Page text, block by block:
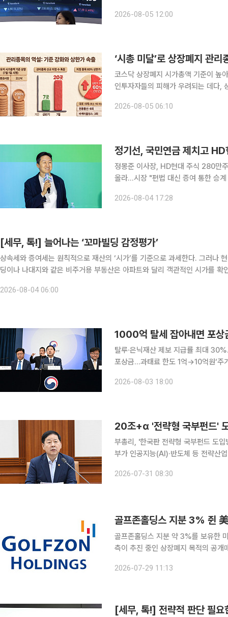
년 5월 확정신고 때 통산해야 하기 때
2026-08-05 12:00
코스닥 상장폐지 시가총액 기준이 높
인투자자들의 피해가 우려되는 데다,
시가총액 기준이 유가증권시장 300
2026-08-05 06:10
정기선, 국민연금 제치고
정몽준 이사장, HD현대 주식 280만
올라…시장 "편법 대신 증여 통한 승계 작업" 정기선 HD현대 회장이 부친인 정몽준
증여를 통한 지분 이전으로 승계 작업
2026-08-04 17:28
[세무, 톡!] 늘어나는 ‘꼬마빌딩 감정평가’
상속세와 증여세는 원칙적으로 재산의 ‘시가’를 기준으로 과세한다. 그러나
딩이나 나대지와 같은 비주거용 부동산은 아파트와 달리 객관적인 시가를
2026-08-04 06:00
탈루·은닉재산 제보 지급률 최대
포상금…과태료 한도 1억→10억원‘주
5000만원을 받을 수 있게 된다. 정부
2026-08-03 18:00
20조+α '전략형 국부펀드'
부총리, '한국판 전략형 국부펀드 도
부가 인공지능(AI)·반도체 등 전략산
상이다. 해외 금융자산에 투자해 수익
2026-07-31 08:30
골프존홀딩스 지분 3% 쥔
골프존홀딩스 지분 약 3%를 보유한
측이 추진 중인 상장폐지 목적의 공개
(IB) 업계에 따르면 이달 22일 터톤캐
2026-07-29 11:13
[세무, 톡!] 전략적 판단 필요